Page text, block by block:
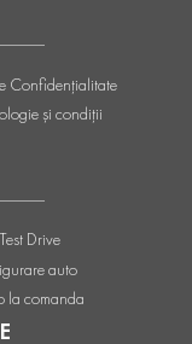
Test Drive
auto
la comanda
Confidențialitate
și condiții